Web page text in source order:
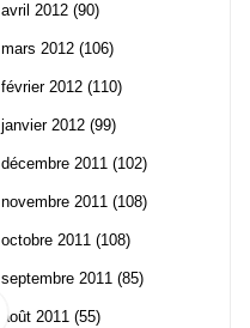
avril 2012 (90)
mars 2012 (106)
février 2012 (110)
janvier 2012 (99)
décembre 2011 (102)
novembre 2011 (108)
octobre 2011 (108)
septembre 2011 (85)
août 2011 (55)